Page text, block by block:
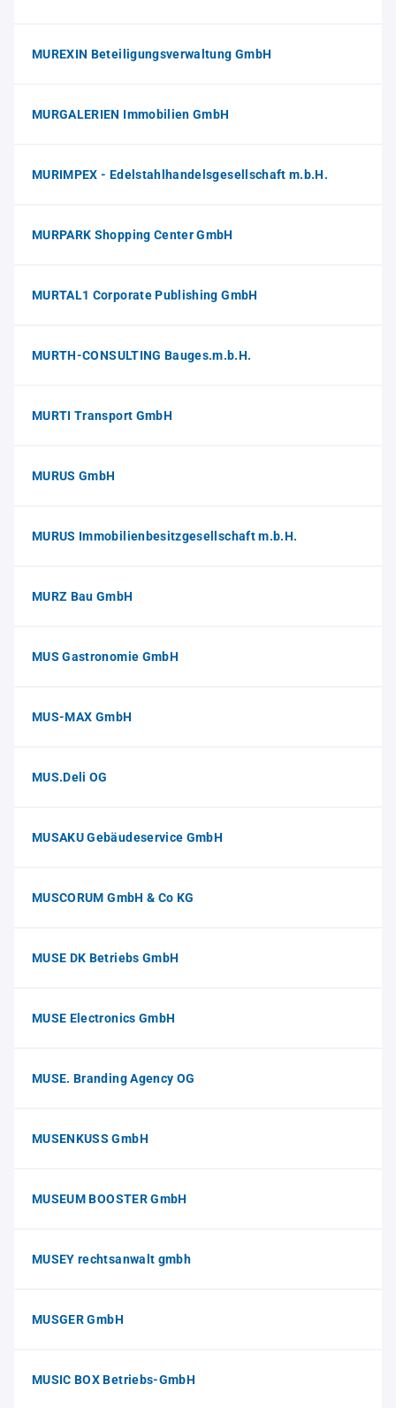
MUREXIN Beteiligungsverwaltung GmbH
MURGALERIEN Immobilien GmbH
MURIMPEX - Edelstahlhandelsgesellschaft m.b.H.
MURPARK Shopping Center GmbH
MURTAL1 Corporate Publishing GmbH
MURTH-CONSULTING Bauges.m.b.H.
MURTI Transport GmbH
MURUS GmbH
MURUS Immobilienbesitzgesellschaft m.b.H.
MURZ Bau GmbH
MUS Gastronomie GmbH
MUS-MAX GmbH
MUS.Deli OG
MUSAKU Gebäudeservice GmbH
MUSCORUM GmbH & Co KG
MUSE DK Betriebs GmbH
MUSE Electronics GmbH
MUSE. Branding Agency OG
MUSENKUSS GmbH
MUSEUM BOOSTER GmbH
MUSEY rechtsanwalt gmbh
MUSGER GmbH
MUSIC BOX Betriebs-GmbH